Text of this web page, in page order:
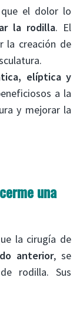
el dolor lo
la rodilla. El
la creación de
elíptica y
a la
y mejorar la
una
la cirugía de
anterior, se
rodilla. Sus